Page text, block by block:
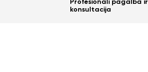
Profesionali pagalba ir
konsultacija